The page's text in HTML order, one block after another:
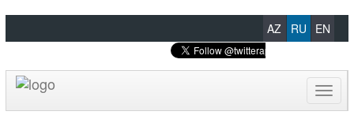
AZ RU EN